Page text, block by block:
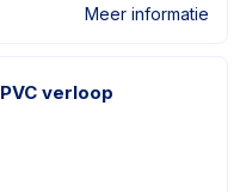
Meer informatie
PVC verloop